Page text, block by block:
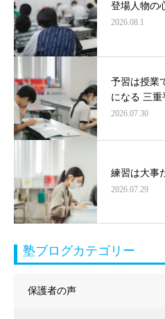
登場人物の
2026.08.1
予習は授業
になる 三
2026.07.30
練習は大事
2026.07.29
塾ブログカテゴリー
保護者の声